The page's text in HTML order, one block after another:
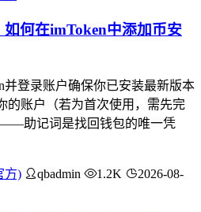
何在imToken中添加币安
并登录账户确保你已安装最新版本
的账户（若为首次使用，需先完
助记词是找回钱包的唯一凭
方) qbadmin 1.2K
2026-08-